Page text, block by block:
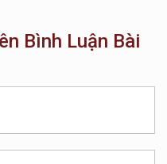
Bình Luận Bài